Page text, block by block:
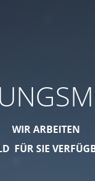
WIR ARBEITEN
FÜR SIE